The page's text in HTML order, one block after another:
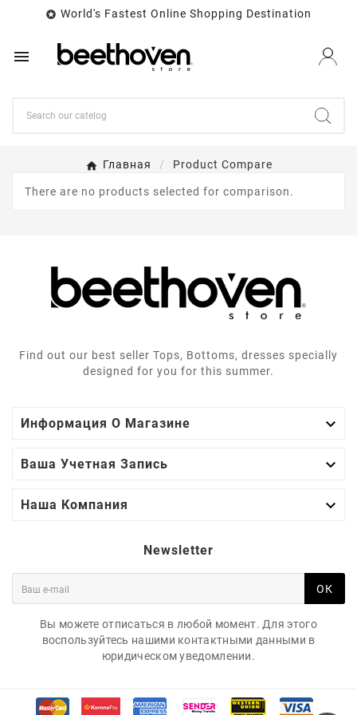
 World's Fastest Online Shopping Destination

Главная Product Compare
There are no products selected for comparison.
Find out our best seller Tops, Bottoms, dresses specially
designed for you for this summer.
Информация О Магазине 
Ваша Учетная Запись 
Наша Компания 
Newsletter
ОК
Вы можете отписаться в любой момент. Для этого
воспользуйтесь нашими контактными данными в
юридическом уведомлении.